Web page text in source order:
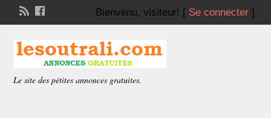
Bienvenu, visiteur! [ Se connecter]
Le site des pétites annonces gratuites.